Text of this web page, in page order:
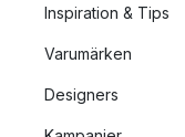
Inspiration & Tips
Varumärken
Designers